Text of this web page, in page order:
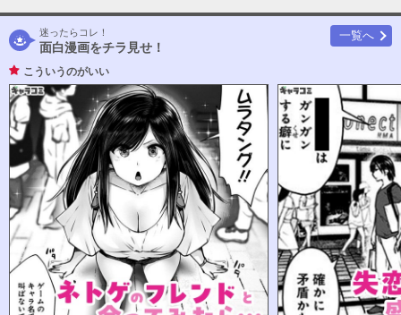
迷ったらコレ！
面白漫画をチラ見せ！
一覧へ
こういうのがいい